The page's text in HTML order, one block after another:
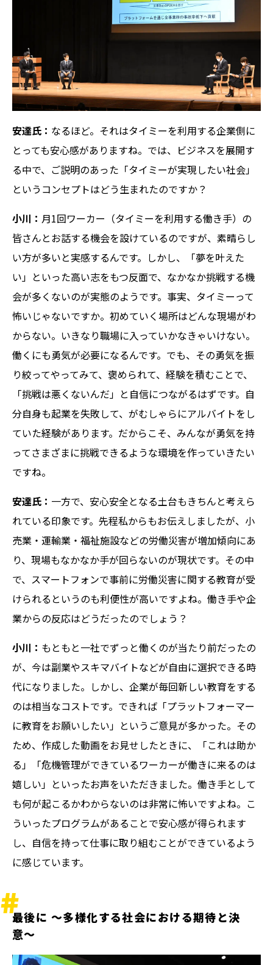
安達氏： なるほど。それはタイミーを利用する企業側に
とっても安心感がありますね。では、ビジネスを展開す
る中で、ご説明のあった「タイミーが実現したい社会」
というコンセプトはどう生まれたのですか？
小川： 月1回ワーカー（タイミーを利用する働き手）の
皆さんとお話する機会を設けているのですが、素晴らし
い方が多いと実感するんです。しかし、「夢を叶えた
い」といった高い志をもつ反面で、なかなか挑戦する機
会が多くないのが実態のようです。事実、タイミーって
怖いじゃないですか。初めていく場所はどんな現場がわ
からない。いきなり職場に入っていかなきゃいけない。
働くにも勇気が必要になるんです。でも、その勇気を振
り絞ってやってみて、褒められて、経験を積むことで、
「挑戦は悪くないんだ」と自信につながるはずです。自
分自身も起業を失敗して、がむしゃらにアルバイトをし
ていた経験があります。だからこそ、みんなが勇気を持
ってさまざまに挑戦できるような環境を作っていきたい
ですね。
安達氏： 一方で、安心安全となる土台もきちんと考えら
れている印象です。先程私からもお伝えしましたが、小
売業・運輸業・福祉施設などの労働災害が増加傾向にあ
り、現場もなかなか手が回らないのが現状です。その中
で、スマートフォンで事前に労働災害に関する教育が受
けられるというのも利便性が高いですよね。働き手や企
業からの反応はどうだったのでしょう？
小川： もともと一社でずっと働くのが当たり前だったの
が、今は副業やスキマバイトなどが自由に選択できる時
代になりました。しかし、企業が毎回新しい教育をする
のは相当なコストです。できれば「プラットフォーマー
に教育をお願いしたい」というご意見が多かった。その
ため、作成した動画をお見せしたときに、「これは助か
る」「危機管理ができているワーカーが働きに来るのは
嬉しい」といったお声をいただきました。働き手として
も何が起こるかわからないのは非常に怖いですよね。こ
ういったプログラムがあることで安心感が得られます
し、自信を持って仕事に取り組むことができているよう
に感じています。
最後に 〜多様化する社会における期待と決
意〜